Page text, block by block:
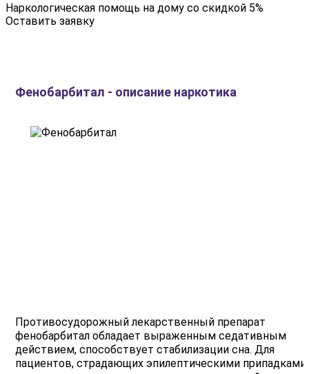
Наркологическая помощь на дому со скидкой 5%
Оставить заявку
Фенобарбитал - описание наркотика
Противосудорожный лекарственный препарат
фенобарбитал обладает выраженным седативным
действием, способствует стабилизации сна. Для
пациентов, страдающих эпилептическими припадками